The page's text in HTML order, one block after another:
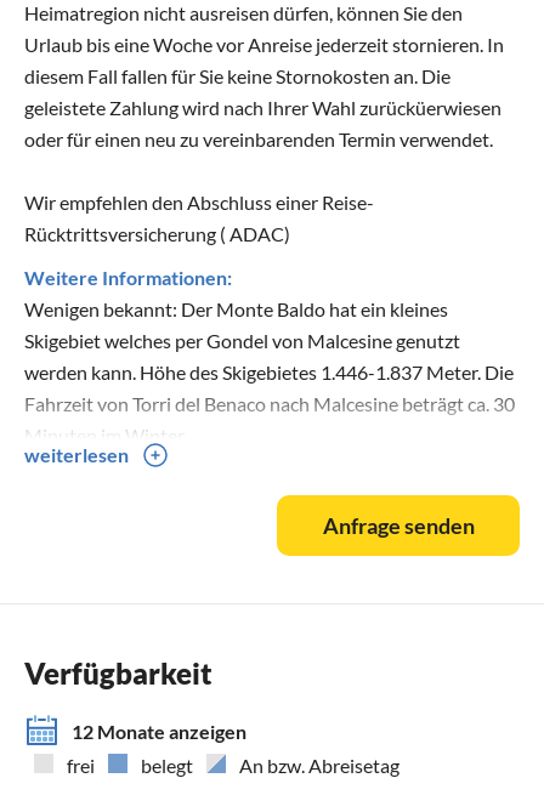
Heimatregion nicht ausreisen dürfen, können Sie den
Urlaub bis eine Woche vor Anreise jederzeit stornieren. In
diesem Fall fallen für Sie keine Stornokosten an. Die
geleistete Zahlung wird nach Ihrer Wahl zurücküerwiesen
oder für einen neu zu vereinbarenden Termin verwendet.
Wir empfehlen den Abschluss einer Reise-
Rücktrittsversicherung ( ADAC)
Weitere Informationen:
Wenigen bekannt: Der Monte Baldo hat ein kleines
Skigebiet welches per Gondel von Malcesine genutzt
werden kann. Höhe des Skigebietes 1.446-1.837 Meter. Die
Fahrzeit von Torri del Benaco nach Malcesine beträgt ca. 30
Minuten im Winter.
Die Lifte werden in aller Regel von kurz vor Weihnachten
Venedig ist natürlich ebenfalls ein lohnendes Ziel. Am
buchen) gibt es ab 10 EUR für die einfache Strecke.
Streßfreier kann man Venedig nicht genießen.
Zahlreiche Tagesausflugsziele bieten sich an, z.B. Verona;
Brescia, Limone und Gardone Riviera per Fähre von Torri
weiterlesen
Anfrage senden
Verfügbarkeit
12 Monate anzeigen
frei
belegt An bzw. Abreisetag